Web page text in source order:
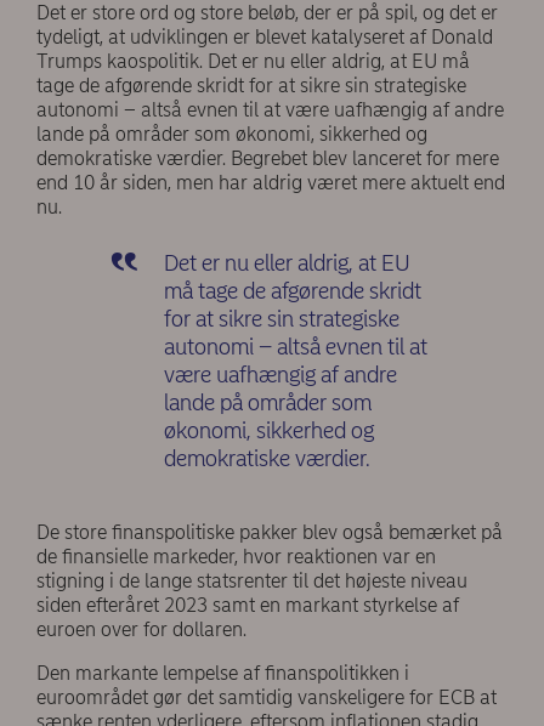
Det er store ord og store beløb, der er på spil, og det er
tydeligt, at udviklingen er blevet katalyseret af Donald
Trumps kaospolitik. Det er nu eller aldrig, at EU må
tage de afgørende skridt for at sikre sin strategiske
autonomi – altså evnen til at være uafhængig af andre
lande på områder som økonomi, sikkerhed og
demokratiske værdier. Begrebet blev lanceret for mere
end 10 år siden, men har aldrig været mere aktuelt end
nu.
Det er nu eller aldrig, at EU
må tage de afgørende skridt
for at sikre sin strategiske
autonomi – altså evnen til at
være uafhængig af andre
lande på områder som
økonomi, sikkerhed og
demokratiske værdier.
De store finanspolitiske pakker blev også bemærket på
de finansielle markeder, hvor reaktionen var en
stigning i de lange statsrenter til det højeste niveau
siden efteråret 2023 samt en markant styrkelse af
euroen over for dollaren.
Den markante lempelse af finanspolitikken i
euroområdet gør det samtidig vanskeligere for ECB at